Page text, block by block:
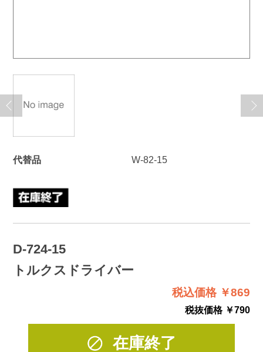
代替品 W-82-15
D-724-15
トルクスドライバー
税込価格 ￥869
税抜価格 ￥790
在庫終了